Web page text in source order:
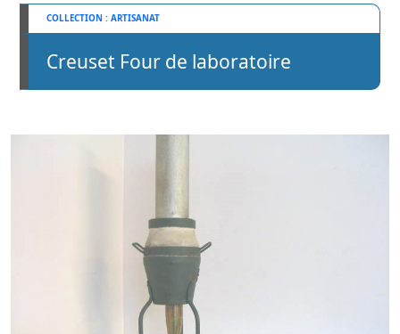
ARTISANAT
Creuset Four de laboratoire